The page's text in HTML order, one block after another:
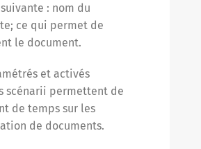
: nom du
ce qui permet de
le document.
et activés
scénarii permettent de
de temps sur les
de documents.